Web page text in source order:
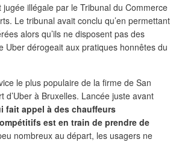
illégale par le Tribunal du Commerce
Le tribunal avait conclu qu’en permettant
alors qu’ils ne disposent pas des
Uber dérogeait aux pratiques honnêtes du
le plus populaire de la firme de San
d’Uber à Bruxelles. Lancée juste avant
fait appel à des chauffeurs
est en train de prendre de
nombreux au départ, les usagers ne